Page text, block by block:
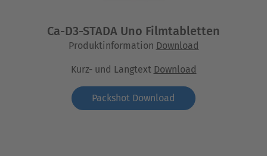
Ca-D3-STADA Uno Filmtabletten
Produktinformation Download
Kurz- und Langtext Download
Packshot Download